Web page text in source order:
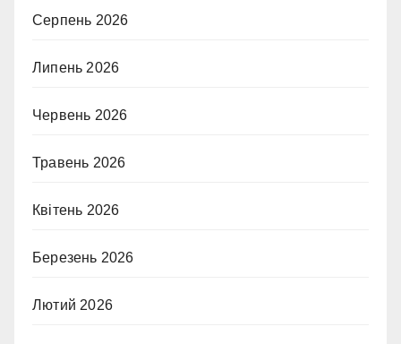
Серпень 2026
Липень 2026
Червень 2026
Травень 2026
Квітень 2026
Березень 2026
Лютий 2026